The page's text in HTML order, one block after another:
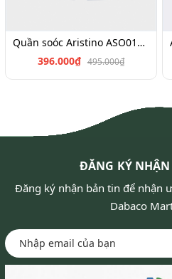
Quần soóc Aristino ASO017S3,Insidemen SO026S3,ISO025S3
396.000₫ 495.000₫
ĐĂNG KÝ
Đăng ký nhận bản tin để nhận
Dabaco